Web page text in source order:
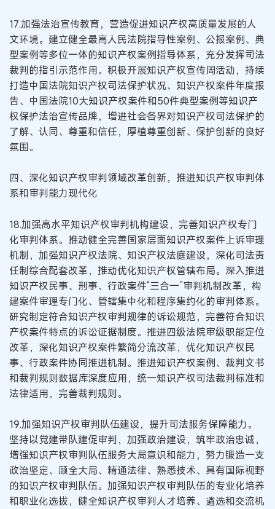
17.加强法治宣传教育，营造促进知识产权高质量发展的人
文环境。建立健全最高人民法院指导性案例、公报案例、典
型案例等多位一体的知识产权案例指导体系，充分发挥司法
裁判的指引示范作用。积极开展知识产权宣传周活动，持续
打造中国法院知识产权司法保护状况、知识产权案件年度报
告、中国法院10大知识产权案件和50件典型案例等知识产
权保护法治宣传品牌，增进社会各界对知识产权司法保护的
了解、认同、尊重和信任，厚植尊重创新、保护创新的良好
氛围。
四、深化知识产权审判领域改革创新，推进知识产权审判体
系和审判能力现代化
18.加强高水平知识产权审判机构建设，完善知识产权专门
化审判体系。推动健全完善国家层面知识产权案件上诉审理
机制，加强知识产权法院、知识产权法庭建设，深化司法责
任制综合配套改革，推动优化知识产权管辖布局。深入推进
知识产权民事、刑事、行政案件“三合一”审判机制改革，构
建案件审理专门化、管辖集中化和程序集约化的审判体系。
研究制定符合知识产权审判规律的诉讼规范，完善符合知识
产权案件特点的诉讼证据制度。推进四级法院审级职能定位
改革，深化知识产权案件繁简分流改革，优化知识产权民
事、行政案件协同推进机制。推进知识产权案例、裁判文书
和裁判规则数据库深度应用，统一知识产权司法裁判标准和
法律适用，完善裁判规则。
19.加强知识产权审判队伍建设，提升司法服务保障能力。
坚持以党建带队建促审判，加强政治建设，筑牢政治忠诚，
增强知识产权审判队伍服务大局意识和能力，努力锻造一支
政治坚定、顾全大局、精通法律、熟悉技术、具有国际视野
的知识产权审判队伍。加强知识产权审判队伍的专业化培养
和职业化选拔，健全知识产权审判人才培养、遴选和交流机